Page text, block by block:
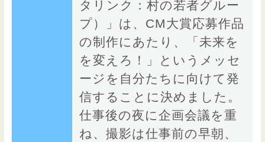
タリンク：村の若者グルー
プ）」は、CM大賞応募作品
の制作にあたり、「未来を
を変えろ！」というメッセ
ージを自分たちに向けて発
信することに決めました。
仕事後の夜に企画会議を重
ね、撮影は仕事前の早朝、